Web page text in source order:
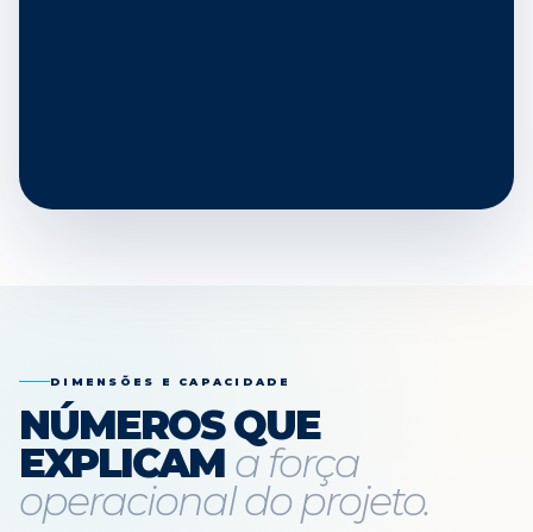
DIMENSÕES E CAPACIDADE
NÚMEROS QUE
EXPLICAM a força
operacional do projeto.